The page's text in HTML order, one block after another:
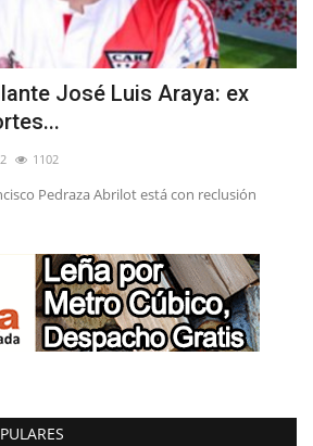
José Luis Araya: ex
1102
Pedraza Abrilot está con reclusión